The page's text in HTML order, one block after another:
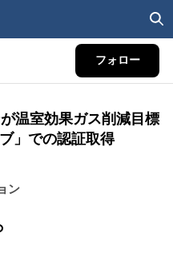
フォロー
温室効果ガス削減目標
」での認証取得
ン